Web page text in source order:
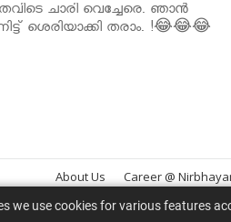
ചാരി വെച്ചേരെ. ഞാൻ
ശെരിയാക്കി തരാം. !😂😂😂
About Us Career @
we use cookies for various features